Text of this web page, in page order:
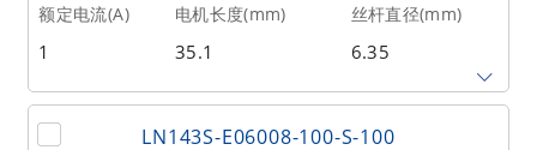
相数 转子惯量(g•cm²) 重量(kg)
2 20 0.21
额定电流(A) 电机长度(mm) 丝杆直径(mm)
1 35.1 6.35
丝杆导程(mm) 丝杆长度(mm) 额定推力(N
@300RPM)
LN143S-E06008-100-S-100